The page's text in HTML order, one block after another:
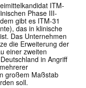
ITM-
Phase III-
gibt es ITM-31
das in klinische
Das Unternehmen
die Erweiterung der
einer zweiten
in Angriff
großem Maßstab
soll.